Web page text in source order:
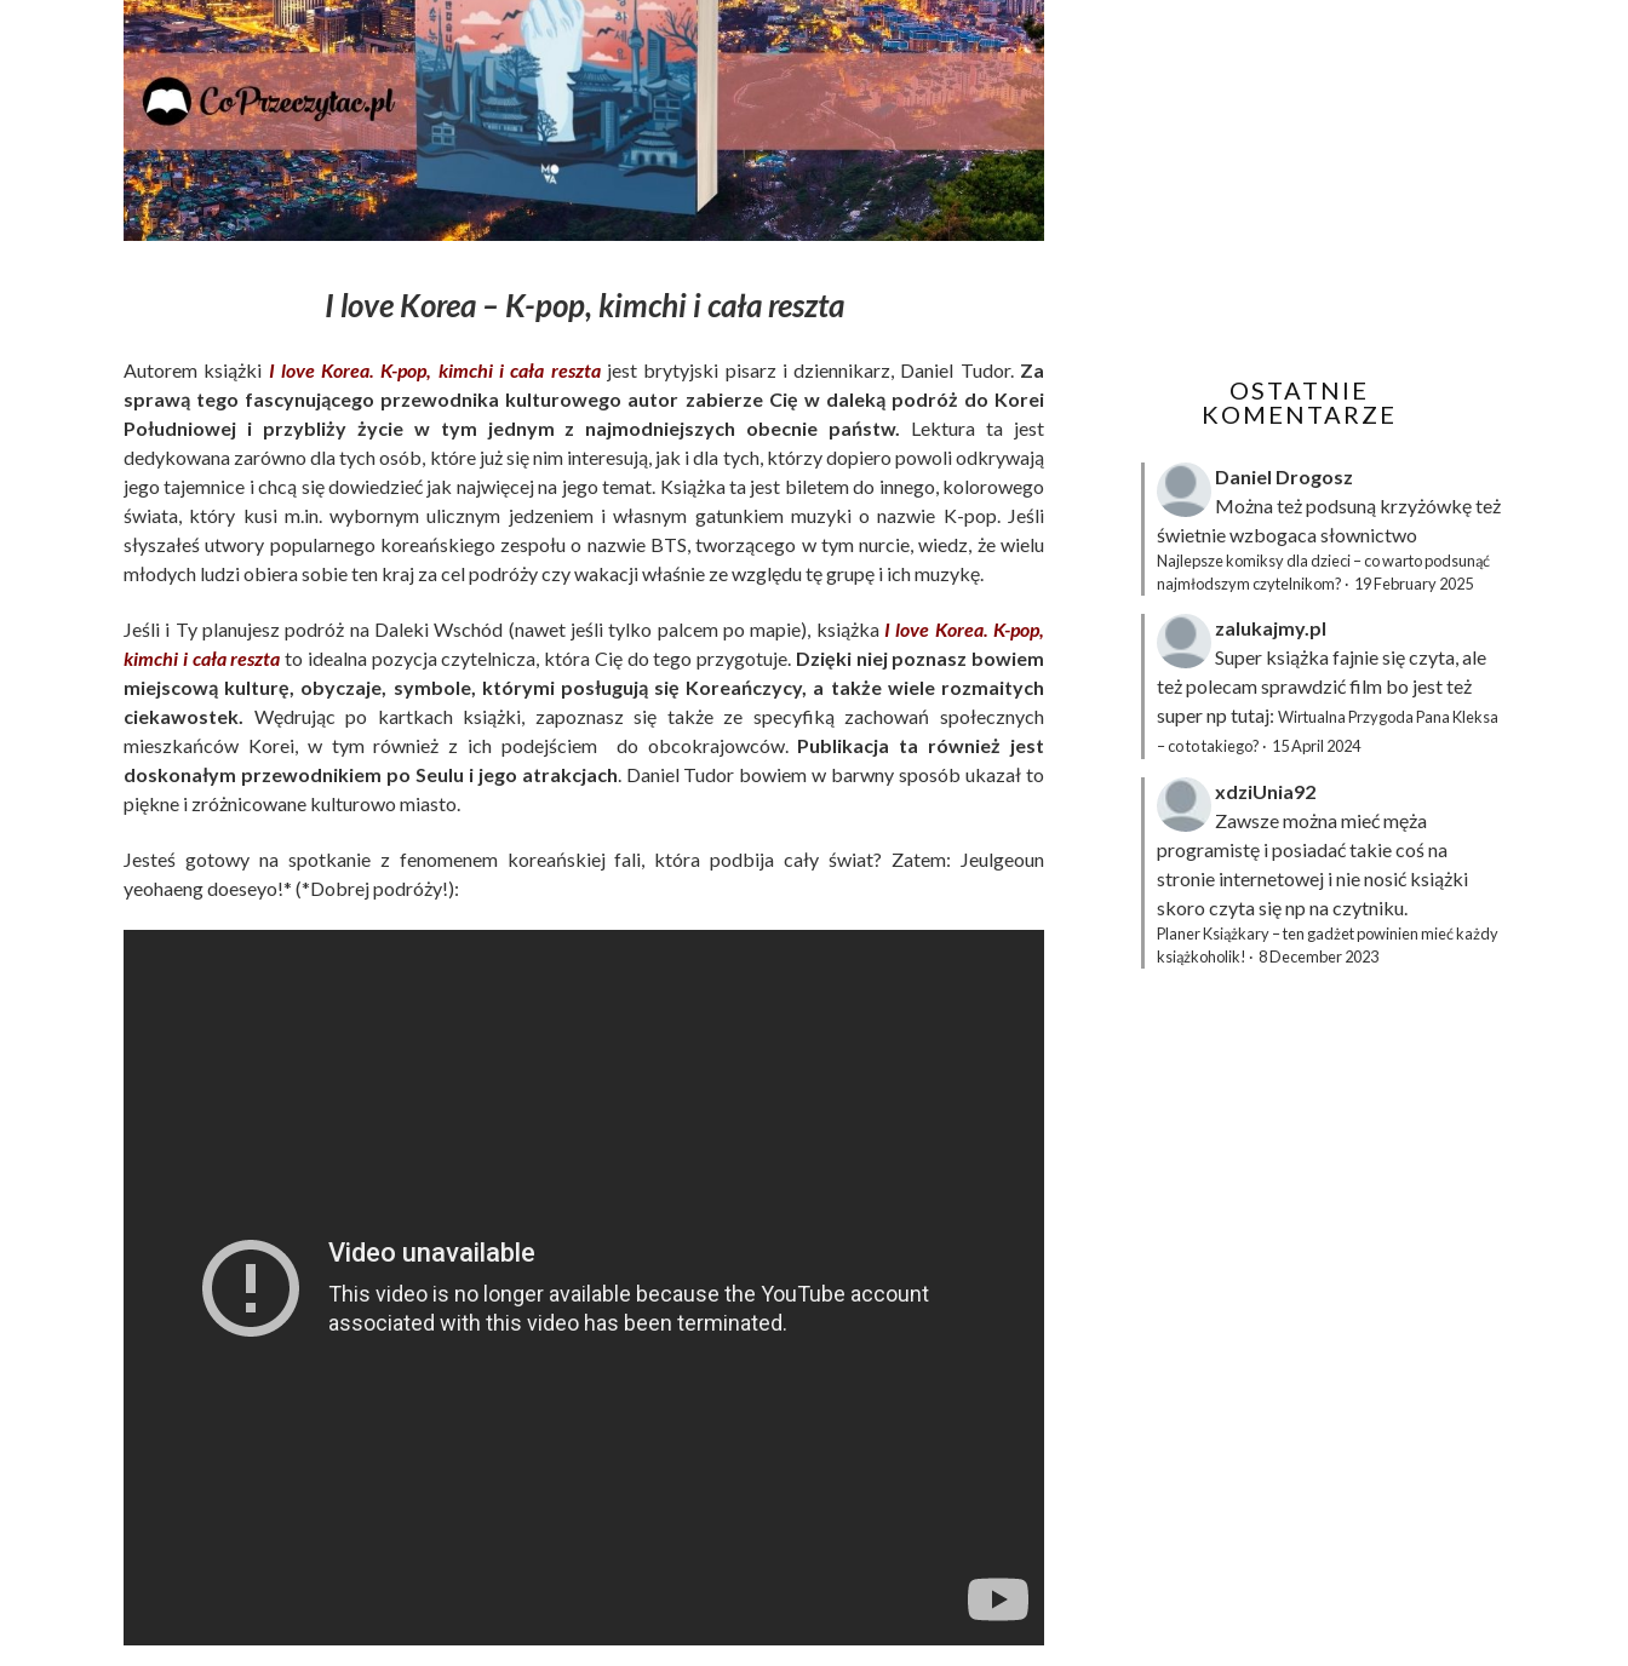
I love Korea – K-pop, kimchi i cała reszta
Autorem książki I love Korea. K-pop, kimchi i cała resztajest brytyjski pisarz i dziennikarz, Daniel Tudor.Za
sprawą tego fascynującego przewodnika kulturowego autor zabierze Cię w daleką podróż do Korei
Południowej i przybliży życie w tym jednym z najmodniejszych obecnie państw. Lektura ta jest
dedykowana zarówno dla tych osób, które już się nim interesują, jak i dla tych, którzy dopiero powoli odkrywają
jego tajemnice i chcą się dowiedzieć jak najwięcej na jego temat. Książka ta jest biletem do innego, kolorowego
świata, który kusi m.in. wybornym ulicznym jedzeniem i własnym gatunkiem muzyki o nazwie K-pop. Jeśli
słyszałeś utwory popularnego koreańskiego zespołu o nazwie BTS, tworzącego w tym nurcie, wiedz, że wielu
młodych ludzi obiera sobie ten kraj za cel podróży czy wakacji właśnie ze względu tę grupę i ich muzykę.
Jeśli i Ty planujesz podróż na Daleki Wschód (nawet jeśli tylko palcem po mapie), książka I love Korea. K-pop,
kimchi i cała reszta to idealna pozycja czytelnicza, która Cię do tego przygotuje. Dzięki niej poznasz bowiem
miejscową kulturę, obyczaje, symbole, którymi posługują się Koreańczycy, a także wiele rozmaitych
ciekawostek. Wędrując po kartkach książki, zapoznasz się także ze specyfiką zachowań społecznych
mieszkańców Korei, w tym również z ich podejściem do obcokrajowców. Publikacja ta również jest
doskonałym przewodnikiem po Seulu i jego atrakcjach. Daniel Tudor bowiem w barwny sposób ukazał to
piękne i zróżnicowane kulturowo miasto.
Jesteś gotowy na spotkanie z fenomenem koreańskiej fali, która podbija cały świat? Zatem: Jeulgeoun
yeohaeng doeseyo!* (*Dobrej podróży!):
OSTATNIE
KOMENTARZE
Daniel Drogosz
Można też podsuną krzyżówkęteż
świetnie wzbogaca słownictwo
Najlepsze komiksy dla dzieci – co warto podsunąć
najmłodszym czytelnikom? · 19 February 2025
zalukajmy.pl
Super książka fajnie się czyta, ale
też polecam sprawdzić film bo jest też
super np tutaj: Wirtualna Przygoda Pana Kleksa
– co to takiego? · 15 April 2024
xdziUnia92
Zawsze można mieć męża
programistę i posiadać takie coś na
stronie internetowej i nie nosić książki
skoro czyta się np na czytniku.
Planer Książkary – ten gadżet powinien mieć każdy
książkoholik! · 8 December 2023